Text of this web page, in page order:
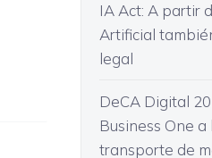
IA Act: A partir
Artificial
legal
DeCA Digital
Business One
transporte de